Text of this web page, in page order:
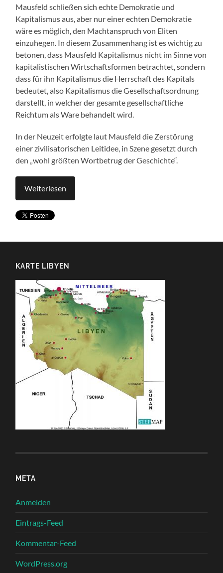
Mausfeld schließen sich echte Demokratie und
Kapitalismus aus, aber nur einer echten Demokratie
wäre es möglich, den Machtanspruch von Eliten
einzuhegen. In diesem Zusammenhang ist es wichtig zu
betonen, dass Mausfeld Kapitalismus nicht im Sinne von
kapitalistischen Wirtschaftsformen betrachtet, sondern
dass für ihn Kapitalismus die Herrschaft des Kapitals
bedeutet, also Kapitalismus die Gesellschaftsordnung
darstellt, in welcher der gesamte gesellschaftliche
Reichtum als Ware behandelt wird.
In der Neuzeit erfolgte laut Mausfeld die Zerstörung
einer zivilisatorischen Leitidee, in Szene gesetzt durch
den „wohl größten Wortbetrug der Geschichte“.
Weiterlesen
KARTE LIBYEN
META
Anmelden
Eintrags-Feed
Kommentar-Feed
WordPress.org